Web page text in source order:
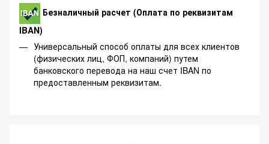
Безналичный расчет (Оплата по реквизитам
IBAN)
Универсальный способ оплаты для всех клиентов
(физических лиц, ФОП, компаний) путем
банковского перевода на наш счет IBAN по
предоставленным реквизитам.